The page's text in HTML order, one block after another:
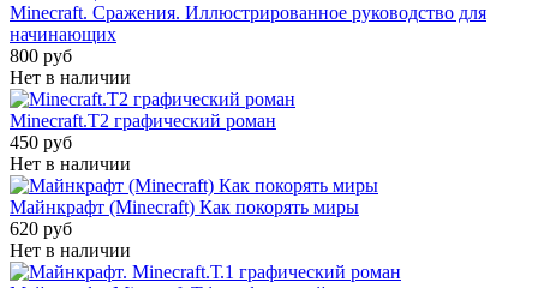
Minecraft. Сражения. Иллюстрированное руководство для
начинающих
800 руб
Нет в наличии
Minecraft.Т2 графический роман
450 руб
Нет в наличии
Майнкрафт (Minecraft) Как покорять миры
620 руб
Нет в наличии